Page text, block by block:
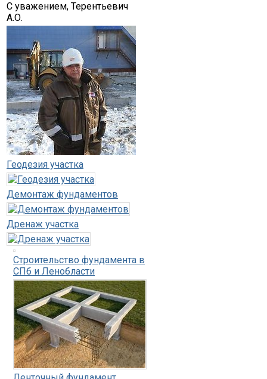
С уважением, Терентьевич
А.О.
Геодезия участка
Демонтаж фундаментов
Дренаж участка
Строительство фундамента в
СПб и Ленобласти